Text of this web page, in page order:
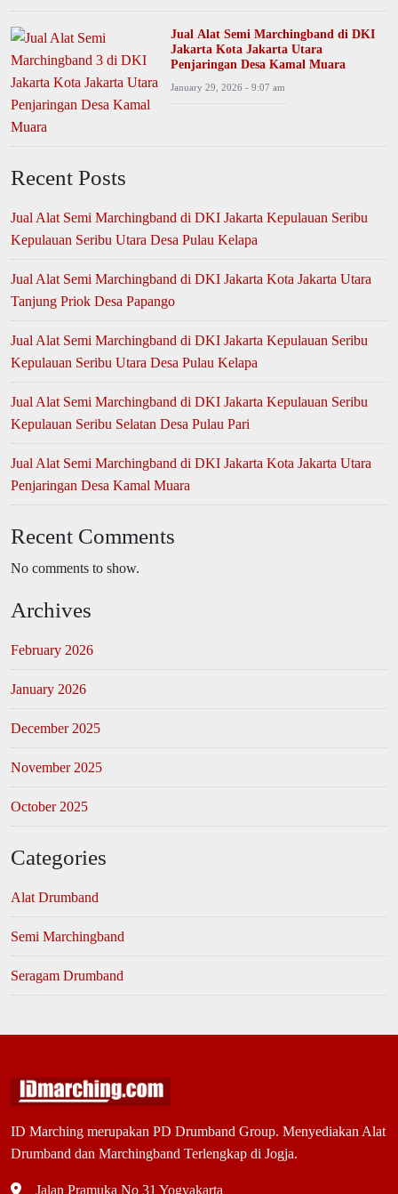
Jual Alat Semi Marchingband di DKI
Jakarta Kota Jakarta Utara
Penjaringan Desa Kamal Muara
January 29, 2026 - 9:07 am
Recent Posts
Jual Alat Semi Marchingband di DKI Jakarta Kepulauan Seribu
Kepulauan Seribu Utara Desa Pulau Kelapa
Jual Alat Semi Marchingband di DKI Jakarta Kota Jakarta Utara
Tanjung Priok Desa Papango
Jual Alat Semi Marchingband di DKI Jakarta Kepulauan Seribu
Kepulauan Seribu Utara Desa Pulau Kelapa
Jual Alat Semi Marchingband di DKI Jakarta Kepulauan Seribu
Kepulauan Seribu Selatan Desa Pulau Pari
Jual Alat Semi Marchingband di DKI Jakarta Kota Jakarta Utara
Penjaringan Desa Kamal Muara
Recent Comments
No comments to show.
Archives
February 2026
January 2026
December 2025
November 2025
October 2025
Categories
Alat Drumband
Semi Marchingband
Seragam Drumband
ID Marching merupakan PD Drumband Group. Menyediakan Alat
Drumband dan Marchingband Terlengkap di Jogja.
Jalan Pramuka No 31 Yogyakarta